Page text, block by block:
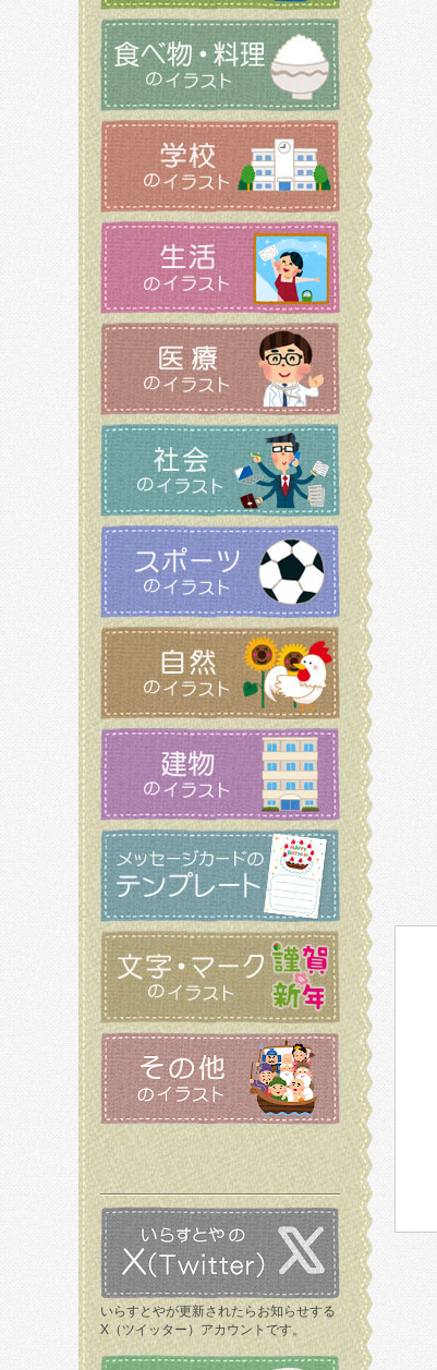
いらすとやが更新されたらお知らせする
X（ツイッター）アカウントです。